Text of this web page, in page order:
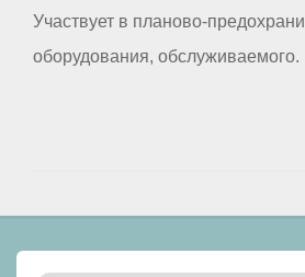
Участвует в планово-
оборудования, обслуживаемого.